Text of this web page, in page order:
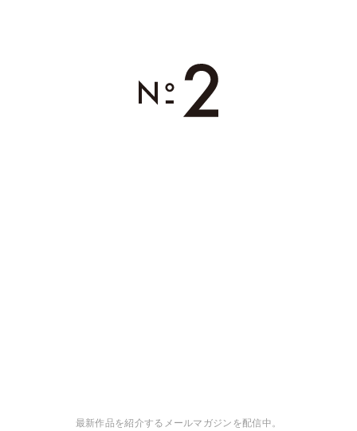
最新作品を紹介するメールマガジンを配信中。